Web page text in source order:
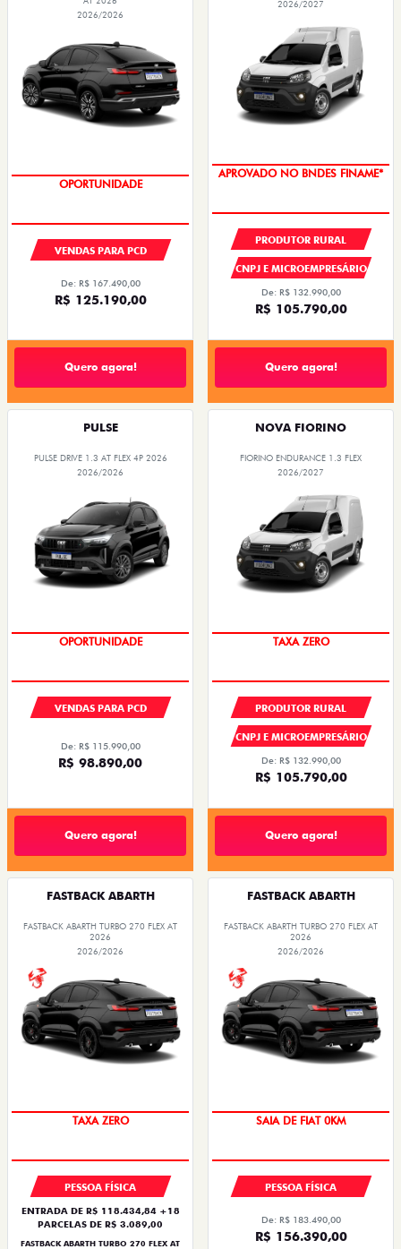
2026/2026
OPORTUNIDADE
VENDAS PARA PCD
De: R$ 167.490,00
R$ 125.190,00
Quero agora!
2026/2027
APROVADO NO BNDES FINAME*
PRODUTOR RURAL
CNPJ E MICROEMPRESÁRIO
De: R$ 132.990,00
R$ 105.790,00
Quero agora!
PULSE
PULSE DRIVE 1.3 AT FLEX 4P 2026
2026/2026
OPORTUNIDADE
VENDAS PARA PCD
De: R$ 115.990,00
R$ 98.890,00
Quero agora!
NOVA FIORINO
FIORINO ENDURANCE 1.3 FLEX
2026/2027
TAXA ZERO
PRODUTOR RURAL
CNPJ E MICROEMPRESÁRIO
De: R$ 132.990,00
R$ 105.790,00
Quero agora!
FASTBACK ABARTH
FASTBACK ABARTH TURBO 270 FLEX AT
2026
2026/2026
TAXA ZERO
PESSOA FÍSICA
ENTRADA DE R$ 118.434,84 +18
PARCELAS DE R$ 3.089,00
FASTBACK ABARTH TURBO 270 FLEX AT
FASTBACK ABARTH
FASTBACK ABARTH TURBO 270 FLEX AT
2026
2026/2026
SAIA DE FIAT 0KM
PESSOA FÍSICA
De: R$ 183.490,00
R$ 156.390,00